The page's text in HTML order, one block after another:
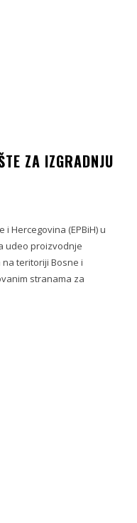
ZA IZGRADNJU
Hercegovina (EPBiH) u
udeo proizvodnje
teritoriji Bosne i
stranama za